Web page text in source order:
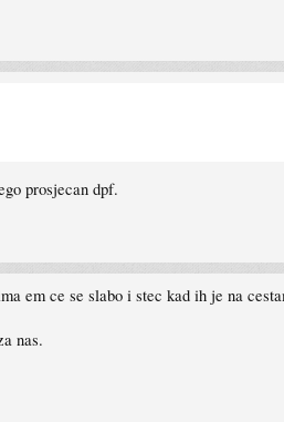
prosjecan dpf.
em ce se slabo i stec kad ih je na
nas.